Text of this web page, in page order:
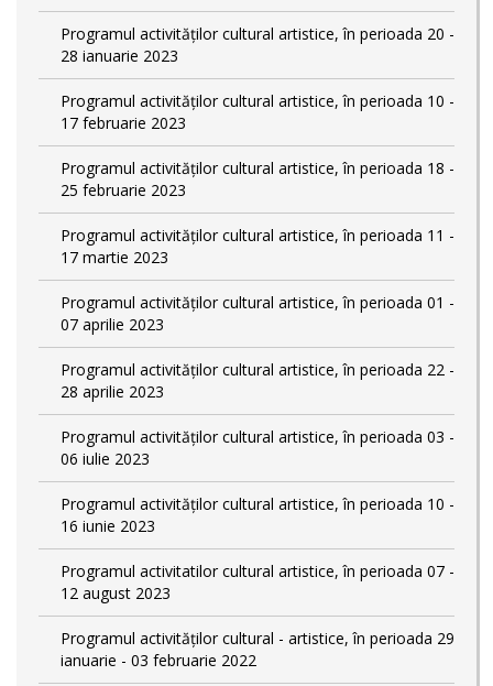
Programul activităților cultural artistice, în perioada 20 -
28 ianuarie 2023
Programul activităților cultural artistice, în perioada 10 -
17 februarie 2023
Programul activităților cultural artistice, în perioada 18 -
25 februarie 2023
Programul activităților cultural artistice, în perioada 11 -
17 martie 2023
Programul activităților cultural artistice, în perioada 01 -
07 aprilie 2023
Programul activităților cultural artistice, în perioada 22 -
28 aprilie 2023
Programul activităților cultural artistice, în perioada 03 -
06 iulie 2023
Programul activităților cultural artistice, în perioada 10 -
16 iunie 2023
Programul activitatilor cultural artistice, în perioada 07 -
12 august 2023
Programul activităților cultural - artistice, în perioada 29
ianuarie - 03 februarie 2022